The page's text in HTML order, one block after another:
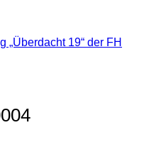
19“ der FH